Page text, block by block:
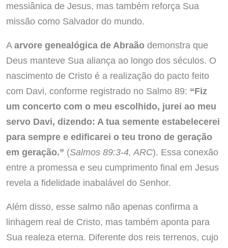
messiânica de Jesus, mas também reforça Sua
missão como Salvador do mundo.
Aarvore genealógica de Abraãodemonstra que
Deus manteve Sua aliança ao longo dos séculos. O
nascimento de Cristo é a realização do pacto feito
com Davi, conforme registrado no Salmo 89: “Fiz
um concerto com o meu escolhido, jurei ao meu
servo Davi, dizendo: A tua semente estabelecerei
para sempre e edificarei o teu trono de geração
em geração.” (Salmos 89:3-4, ARC). Essa conexão
entre a promessa e seu cumprimento final em Jesus
revela a fidelidade inabalável do Senhor.
Além disso, esse salmo não apenas confirma a
linhagem real de Cristo, mas também aponta para
Sua realeza eterna. Diferente dos reis terrenos, cujo